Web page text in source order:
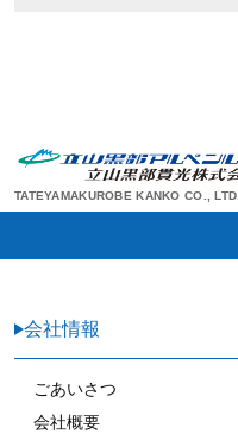
TATEYAMAKUROBE KANKO CO., LTD.
会社情報
ごあいさつ
会社概要